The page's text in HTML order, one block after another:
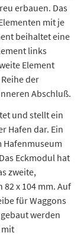
erbauen. Das
mit je
beihaltet eine
links
Element
der
Abschluß.
und stellt ein
Hafen dar. Ein
Hafenmuseum
Eckmodul hat
zweite,
x 104 mm. Auf
für Waggons
werden
mit